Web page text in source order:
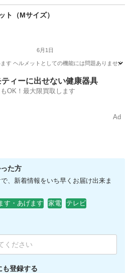
収納家具 キャスター
ト（Mサイズ）
6月1日
す ヘルメットとしての機能には問題ありません
その他 ヘルメット
ティーに出せない健康器具
OK！最大限買取します
Ad
た方
、新着情報をいち早くお届け出来ま
す・あげます 家電
テレビ
も登録する